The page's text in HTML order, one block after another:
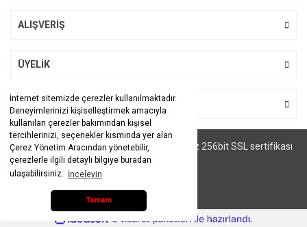
İnternet sitemizde çerezler kullanılmaktadır.
Deneyimlerinizi kişiselleştirmek amacıyla
kullanılan çerezler bakımından kişisel
tercihlerinizi, seçenekler kısmında yer alan
Çerez Yönetim Aracından yönetebilir,
çerezlerle ilgili detaylı bilgiye buradan
ulaşabilirsiniz. İnceleyin
Tamam
ALIŞVERİŞ
ÜYELİK
BİZİ TAKİP EDİN
© Tüm hakları saklıdır. Kredi kartı bilgileriniz 256bit SSL sertifikası
ile korunmaktadır.
ideasoft
e-